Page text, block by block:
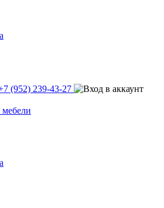
(952) 239-43-27